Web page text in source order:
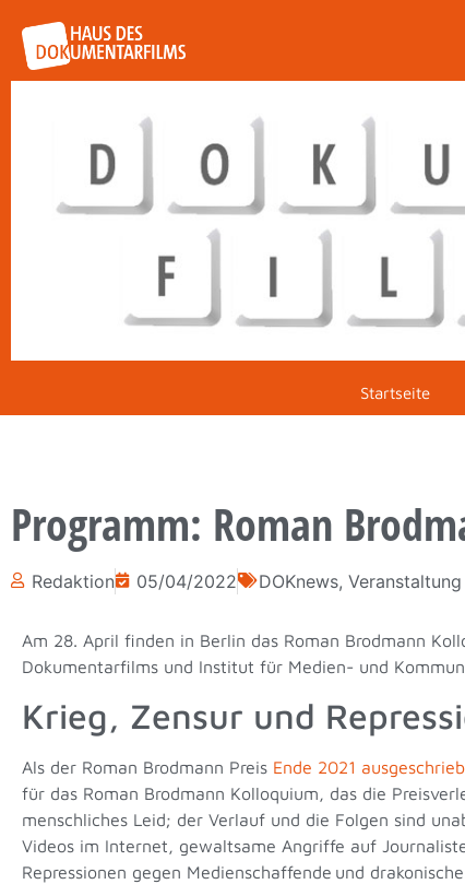
Startseite
Programm: Roman
Redaktion 05/04/2022 DOKnews, Veranstaltung
Am 28. April finden in Berlin das Roman Brodmann
Dokumentarfilms und Institut für Medien- und
Krieg, Zensur und
Als der Roman Brodmann Preis Ende 2021
für das Roman Brodmann Kolloquium, das die
menschliches Leid; der Verlauf und die Folgen sind
Videos im Internet, gewaltsame Angriffe auf
Repressionen gegen Medienschaffende und